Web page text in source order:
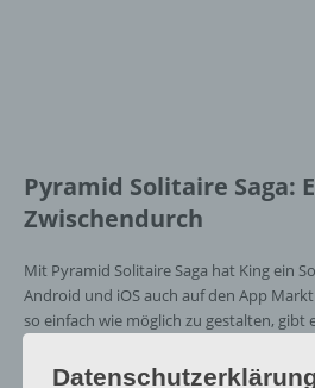
Pyramid Solitaire Saga:
Zwischendurch
Mit Pyramid Solitaire Saga hat King ein
Android und iOS auch auf den App
so einfach wie möglich zu gestalten, gibt